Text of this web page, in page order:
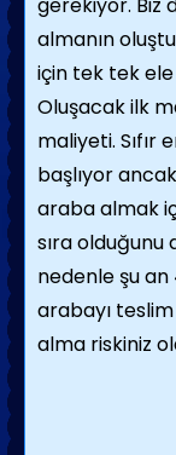
almanın
için tek tek ele
Oluşacak ilk
maliyeti. Sıfır
başlıyor
araba almak
sıra
nedenle şu
arabayı
alma riskiniz